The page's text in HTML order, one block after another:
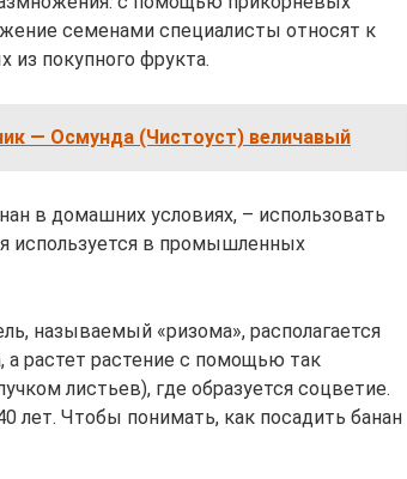
семенами специалисты относят к
из покупного фрукта.
— Осмунда (Чистоуст) величавый
в домашних условиях, – использовать
используется в промышленных
называемый «ризома», располагается
растет растение с помощью так
листьев), где образуется соцветие.
лет. Чтобы понимать, как посадить банан